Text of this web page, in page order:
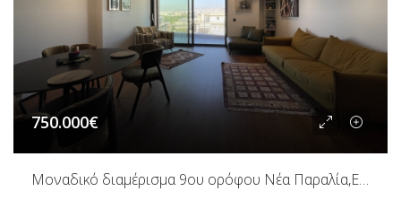
750.000€
Μοναδικό διαμέρισμα 9ου ορόφου Νέα Παραλία,Ευζώνων